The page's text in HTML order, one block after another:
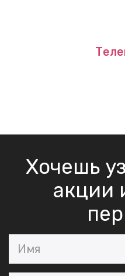
Хочешь
акции